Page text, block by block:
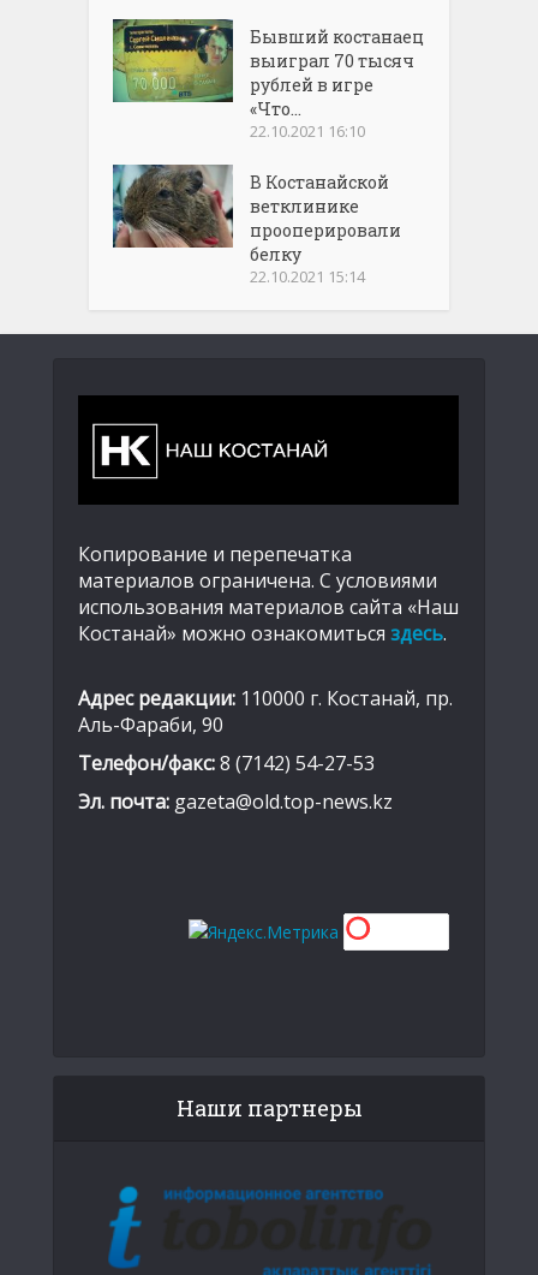
Бывший костанаец
выиграл 70 тысяч
рублей в игре
«Что...
22.10.2021 16:10
В Костанайской
ветклинике
прооперировали
белку
22.10.2021 15:14
Копирование и перепечатка
материалов ограничена. С условиями
использования материалов сайта «Наш
Костанай» можно ознакомиться здесь.
Адрес редакции: 110000 г. Костанай, пр.
Аль-Фараби, 90
Телефон/факс:8 (7142) 54-27-53
Эл. почта: gazeta@old.top-news.kz
Наши партнеры